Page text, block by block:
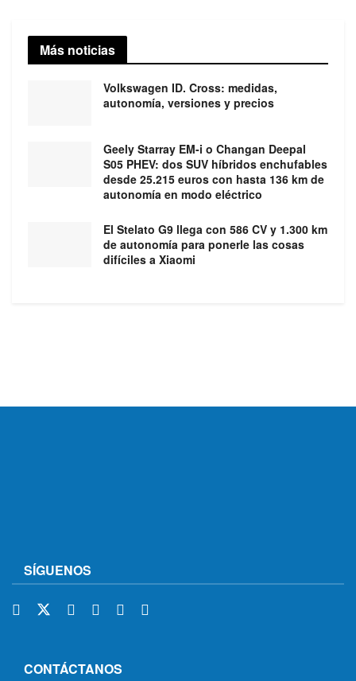
Más noticias
Volkswagen ID. Cross: medidas,
autonomía, versiones y precios
Geely Starray EM-i o Changan Deepal
S05 PHEV: dos SUV híbridos enchufables
desde 25.215 euros con hasta 136 km de
autonomía en modo eléctrico
El Stelato G9 llega con 586 CV y 1.300 km
de autonomía para ponerle las cosas
difíciles a Xiaomi
SÍGUENOS
CONTÁCTANOS